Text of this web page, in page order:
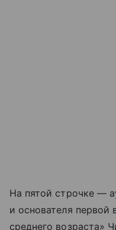
На пятой строчке —
и основателя
среднего возраста»